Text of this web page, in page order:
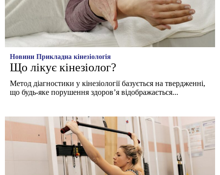
Новини Прикладна кінезіологія
Що лікує кінезіолог?
Метод діагностики у кінезіології базується на твердженні,
що будь-яке порушення здоров’я відображається...